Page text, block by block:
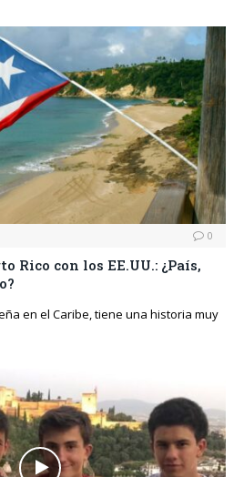
0
Rico con los EE.UU.: ¿País,
en el Caribe, tiene una historia muy